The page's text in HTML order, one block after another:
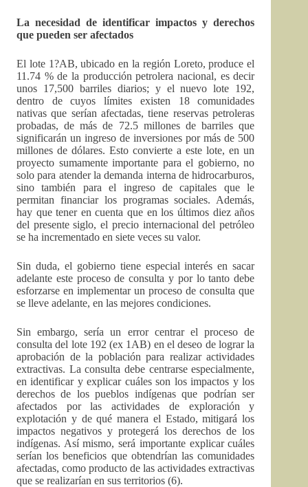
La necesidad de identificar impactos y derechos
que pueden ser afectados
El lote 1?AB, ubicado en la región Loreto, produce el
11.74 % de la producción petrolera nacional, es decir
unos 17,500 barriles diarios; y el nuevo lote 192,
dentro de cuyos límites existen 18 comunidades
nativas que serían afectadas, tiene reservas petroleras
probadas, de más de 72.5 millones de barriles que
significarán un ingreso de inversiones por más de 500
millones de dólares. Esto convierte a este lote, en un
proyecto sumamente importante para el gobierno, no
solo para atender la demanda interna de hidrocarburos,
sino también para el ingreso de capitales que le
permitan financiar los programas sociales. Además,
hay que tener en cuenta que en los últimos diez años
del presente siglo, el precio internacional del petróleo
se ha incrementado en siete veces su valor.
Sin duda, el gobierno tiene especial interés en sacar
adelante este proceso de consulta y por lo tanto debe
esforzarse en implementar un proceso de consulta que
se lleve adelante, en las mejores condiciones.
Sin embargo, sería un error centrar el proceso de
consulta del lote 192 (ex 1AB) en el deseo de lograr la
aprobación de la población para realizar actividades
extractivas. La consulta debe centrarse especialmente,
en identificar y explicar cuáles son los impactos y los
derechos de los pueblos indígenas que podrían ser
afectados por las actividades de exploración y
explotación y de qué manera el Estado, mitigará los
impactos negativos y protegerá los derechos de los
indígenas. Así mismo, será importante explicar cuáles
serían los beneficios que obtendrían las comunidades
afectadas, como producto de las actividades extractivas
que se realizarían en sus territorios (6).